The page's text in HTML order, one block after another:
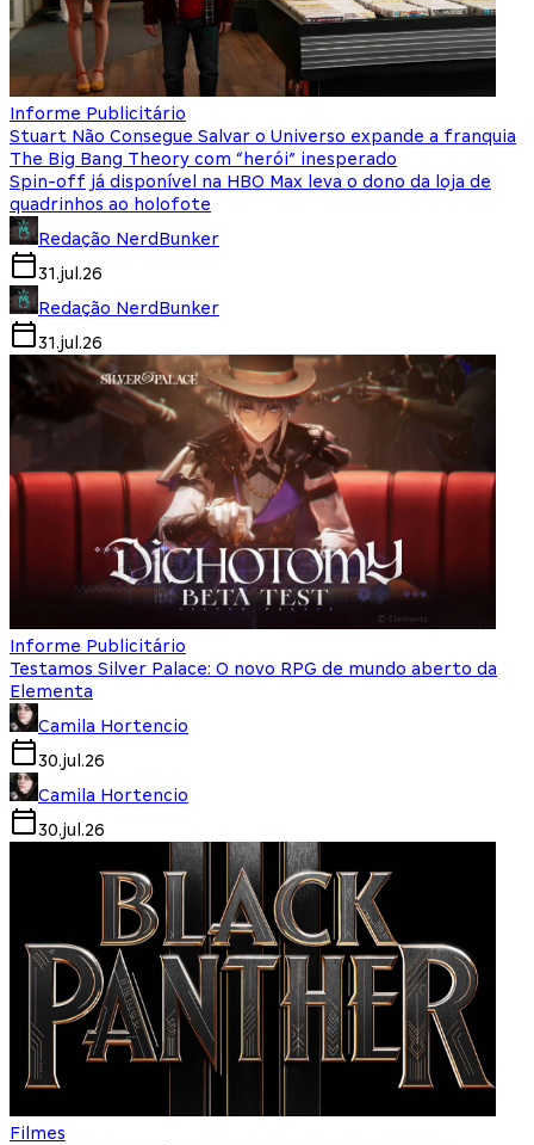
Informe Publicitário
Stuart Não Consegue Salvar o Universo expande a franquia
The Big Bang Theory com “herói” inesperado
Spin-off já disponível na HBO Max leva o dono da loja de
quadrinhos ao holofote
Redação NerdBunker
31.jul.26
Redação NerdBunker
31.jul.26
Informe Publicitário
Testamos Silver Palace: O novo RPG de mundo aberto da
Elementa
Camila Hortencio
30.jul.26
Camila Hortencio
30.jul.26
Filmes